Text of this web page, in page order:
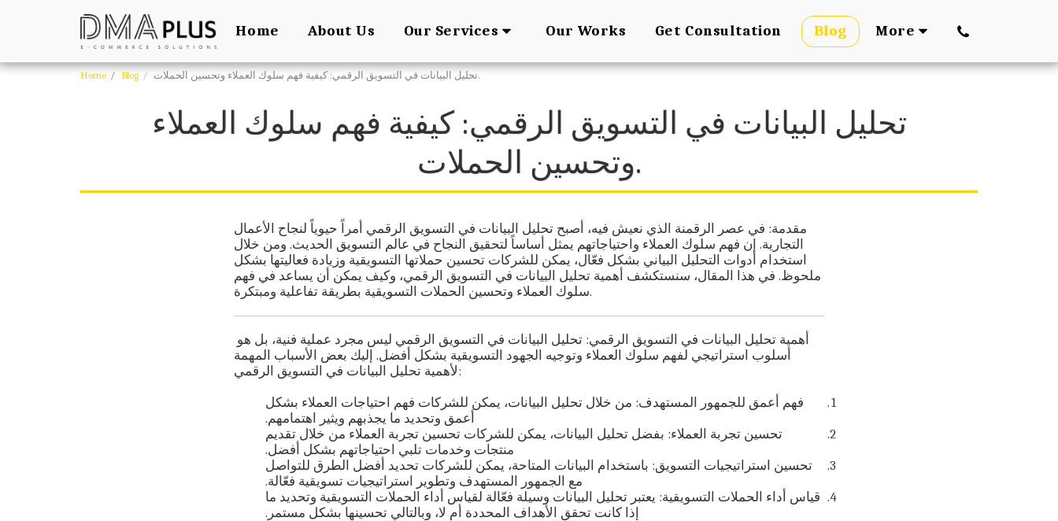
Home About Us Our Services Our Works Get Consultation Blog More
Home Blog تحليل البيانات في التسويق الرقمي: كيفية فهم سلوك العملاء وتحسين الحملات.
تحليل البيانات في التسويق الرقمي: كيفية فهم سلوك العملاء
وتحسين الحملات.
مقدمة: في عصر الرقمنة الذي نعيش فيه، أصبح تحليل البيانات في التسويق الرقمي أمراً حيوياً لنجاح الأعمال
التجارية. إن فهم سلوك العملاء واحتياجاتهم يمثل أساساً لتحقيق النجاح في عالم التسويق الحديث. ومن خلال
استخدام أدوات التحليل البياني بشكل فعّال، يمكن للشركات تحسين حملاتها التسويقية وزيادة فعاليتها بشكل
ملحوظ. في هذا المقال، سنستكشف أهمية تحليل البيانات في التسويق الرقمي، وكيف يمكن أن يساعد في فهم
سلوك العملاء وتحسين الحملات التسويقية بطريقة تفاعلية ومبتكرة.
أسلوب استراتيجي لفهم سلوك العملاء وتوجيه الجهود التسويقية بشكل أفضل. إليك بعض الأسباب المهمة
لأهمية تحليل البيانات في التسويق الرقمي:
فهم أعمق للجمهور المستهدف: من خلال تحليل البيانات، يمكن للشركات فهم احتياجات العملاء بشكل
أعمق وتحديد ما يجذبهم ويثير اهتمامهم.
تحسين تجربة العملاء: بفضل تحليل البيانات، يمكن للشركات تحسين تجربة العملاء من خلال تقديم
منتجات وخدمات تلبي احتياجاتهم بشكل أفضل.
تحسين استراتيجيات التسويق: باستخدام البيانات المتاحة، يمكن للشركات تحديد أفضل الطرق للتواصل
مع الجمهور المستهدف وتطوير استراتيجيات تسويقية فعّالة.
قياس أداء الحملات التسويقية: يعتبر تحليل البيانات وسيلة فعّالة لقياس أداء الحملات التسويقية وتحديد ما
إذا كانت تحقق الأهداف المحددة أم لا، وبالتالي تحسينها بشكل مستمر.